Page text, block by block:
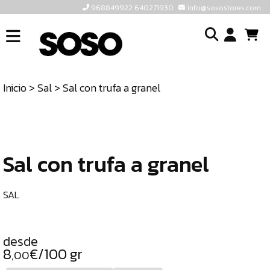
968849922 640271930 info@sosostores.com
INICIO
TIENDA
Inicio>Sal> Sal con trufa a granel
Sal con trufa a granel
SAL
desde
8,00€/100 gr